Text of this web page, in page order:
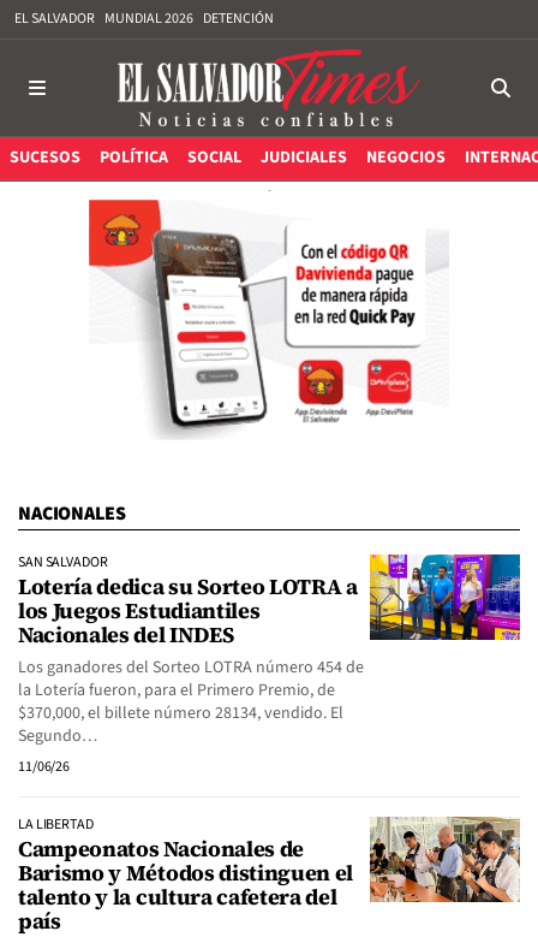
EL SALVADOR MUNDIAL 2026 DETENCIÓN
SUCESOS POLÍTICA SOCIAL JUDICIALES NEGOCIOS
NACIONALES
SAN SALVADOR
Lotería dedica su Sorteo LOTRA a
los Juegos Estudiantiles
Nacionales del INDES
Los ganadores del Sorteo LOTRA número 454 de
la Lotería fueron, para el Primero Premio, de
$370,000, el billete número 28134, vendido. El
Segundo…
11/06/26
LA LIBERTAD
Campeonatos Nacionales de
Barismo y Métodos distinguen el
talento y la cultura cafetera del
país